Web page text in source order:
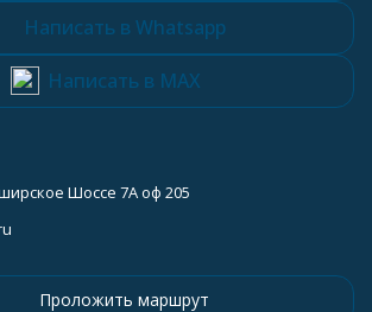
Написать в Whatsapp
Написать в MAX
Шоссе 7А оф 205
Проложить маршрут